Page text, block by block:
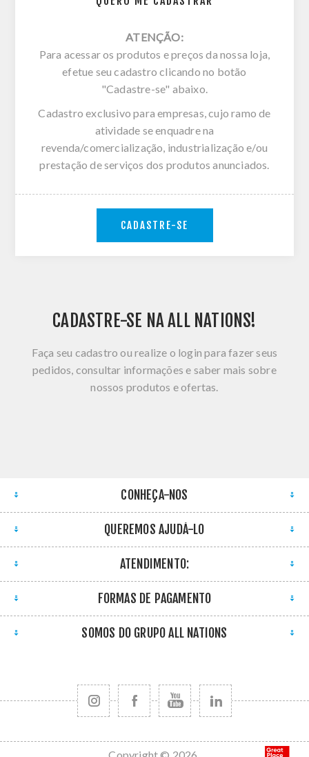
ATENÇÃO:
Para acessar os produtos e preços da nossa loja,
efetue seu cadastro clicando no botão
"Cadastre-se" abaixo.
Cadastro exclusivo para empresas, cujo ramo de
atividade se enquadre na
revenda/comercialização, industrialização e/ou
prestação de serviços dos produtos anunciados.
CADASTRE-SE
CADASTRE-SE NA ALL NATIONS!
Faça seu cadastro ou realize o login para fazer seus
pedidos, consultar informações e saber mais sobre
nossos produtos e ofertas.
CONHEÇA-NOS
QUEREMOS AJUDÁ-LO
ATENDIMENTO:
FORMAS DE PAGAMENTO
SOMOS DO GRUPO ALL NATIONS